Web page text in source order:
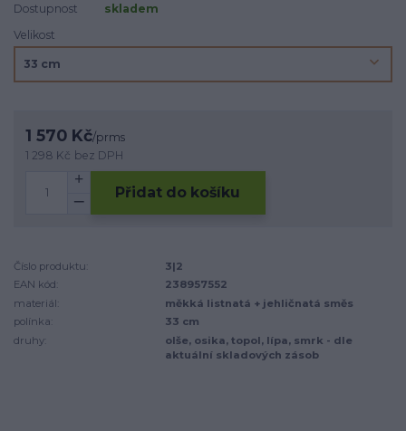
Dostupnost
skladem
Velikost
1 570 Kč/prms
1 298 Kč bez DPH
Přidat do košíku
Číslo produktu:
3|2
EAN kód:
238957552
materiál:
měkká listnatá + jehličnatá směs
polínka:
33 cm
druhy:
olše, osika, topol, lípa, smrk - dle
aktuální skladových zásob